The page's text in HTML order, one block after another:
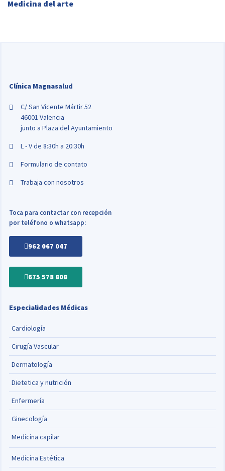
Medicina del arte
Clínica Magnasalud
C/ San Vicente Mártir 52
46001 Valencia
junto a Plaza del Ayuntamiento
L - V de 8:30h a 20:30h
Formulario de contato
Trabaja con nosotros
Toca para contactar con recepción
por teléfono o whatsapp:
962 067 047
675 578 808
Especialidades Médicas
Cardiología
Cirugía Vascular
Dermatología
Dietetica y nutrición
Enfermería
Ginecología
Medicina capilar
Medicina Estética